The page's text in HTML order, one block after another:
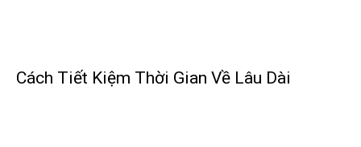
Cách Tiết Kiệm Thời Gian Về Lâu Dài